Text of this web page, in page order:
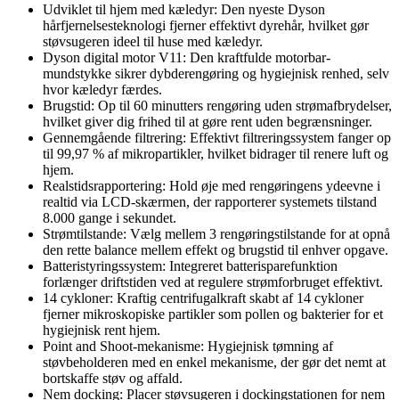
Udviklet til hjem med kæledyr: Den nyeste Dyson
hårfjernelsesteknologi fjerner effektivt dyrehår, hvilket gør
støvsugeren ideel til huse med kæledyr.
Dyson digital motor V11: Den kraftfulde motorbar-
mundstykke sikrer dybderengøring og hygiejnisk renhed, selv
hvor kæledyr færdes.
Brugstid: Op til 60 minutters rengøring uden strømafbrydelser,
hvilket giver dig frihed til at gøre rent uden begrænsninger.
Gennemgående filtrering: Effektivt filtreringssystem fanger op
til 99,97 % af mikropartikler, hvilket bidrager til renere luft og
hjem.
Realstidsrapportering: Hold øje med rengøringens ydeevne i
realtid via LCD-skærmen, der rapporterer systemets tilstand
8.000 gange i sekundet.
Strømtilstande: Vælg mellem 3 rengøringstilstande for at opnå
den rette balance mellem effekt og brugstid til enhver opgave.
Batteristyringssystem: Integreret batterisparefunktion
forlænger driftstiden ved at regulere strømforbruget effektivt.
14 cykloner: Kraftig centrifugalkraft skabt af 14 cykloner
fjerner mikroskopiske partikler som pollen og bakterier for et
hygiejnisk rent hjem.
Point and Shoot-mekanisme: Hygiejnisk tømning af
støvbeholderen med en enkel mekanisme, der gør det nemt at
bortskaffe støv og affald.
Nem docking: Placer støvsugeren i dockingstationen for nem